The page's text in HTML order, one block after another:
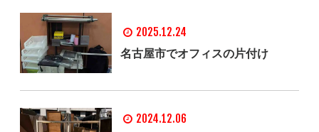
2025.12.24
名古屋市でオフィスの片付け
2024.12.06